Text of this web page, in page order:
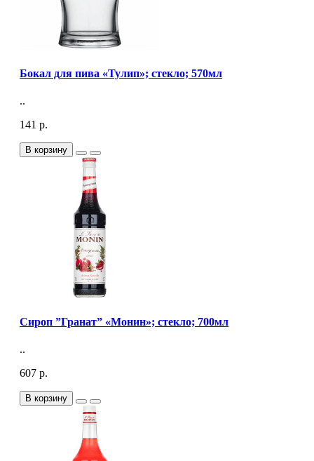
Бокал для пива «Тулип»; стекло; 570мл
..
141 р.
В корзину
Сироп ”Гранат” «Монин»; стекло; 700мл
..
607 р.
В корзину